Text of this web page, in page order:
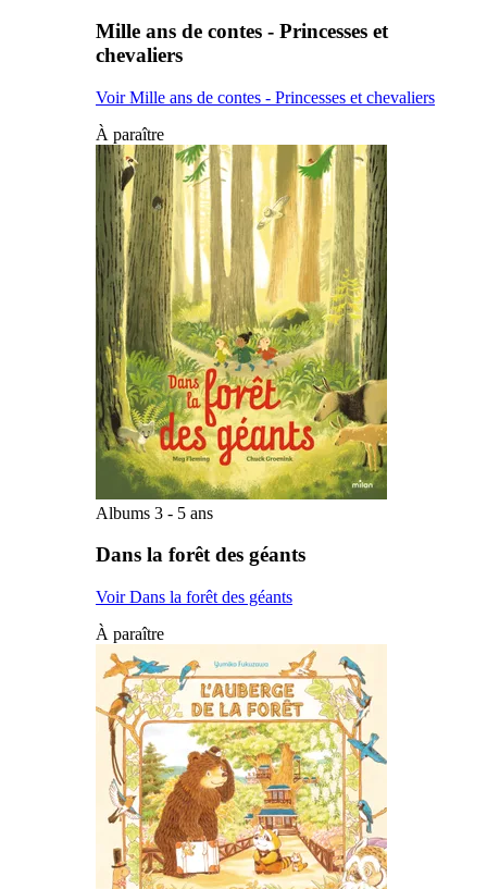
Mille ans de contes - Princesses et
chevaliers
Voir Mille ans de contes - Princesses et chevaliers
À paraître
Albums 3 - 5 ans
Dans la forêt des géants
Voir Dans la forêt des géants
À paraître